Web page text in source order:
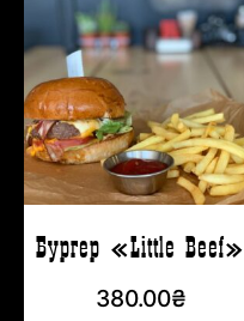
Бургер «Little Beef»
380.00₴